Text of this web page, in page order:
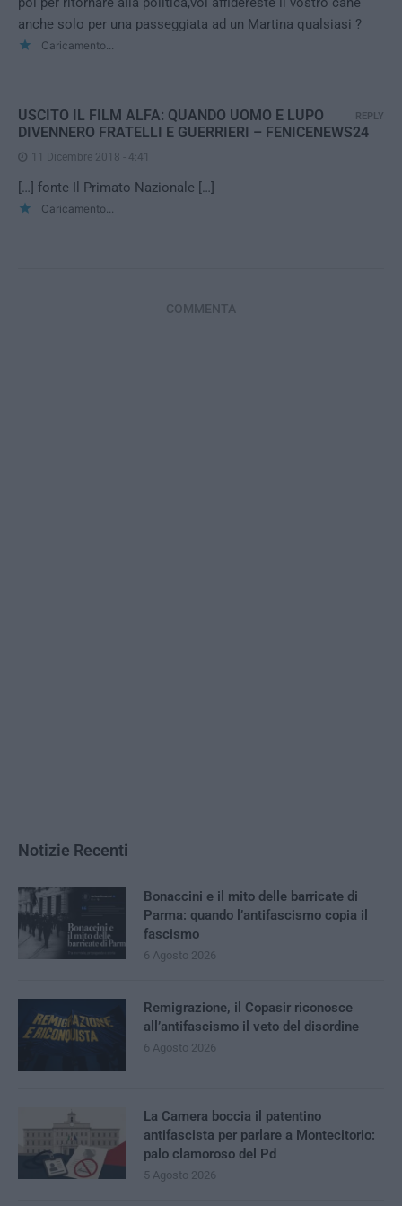
anche solo per una passeggiata ad un Martina qualsiasi ?
Caricamento...
USCITO IL FILM ALFA: QUANDO UOMO E LUPO
DIVENNERO FRATELLI E GUERRIERI – FENICENEWS24
11 Dicembre 2018 - 4:41
[…] fonte Il Primato Nazionale […]
Caricamento...
REPLY
COMMENTA
Notizie Recenti
Bonaccini e il mito delle barricate di
Parma: quando l’antifascismo copia il
fascismo
6 Agosto 2026
Remigrazione, il Copasir riconosce
all’antifascismo il veto del disordine
6 Agosto 2026
La Camera boccia il patentino
antifascista per parlare a Montecitorio:
palo clamoroso del Pd
5 Agosto 2026